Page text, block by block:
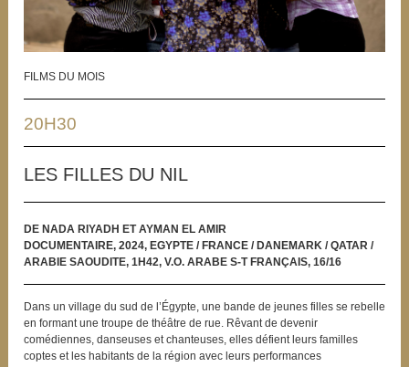
FILMS DU MOIS
20H30
LES FILLES DU NIL
DE NADA RIYADH ET AYMAN EL AMIR
DOCUMENTAIRE, 2024, EGYPTE / FRANCE / DANEMARK / QATAR /
ARABIE SAOUDITE, 1H42, V.O. ARABE S-T FRANÇAIS, 16/16
Dans un village du sud de l’Égypte, une bande de jeunes filles se rebelle
en formant une troupe de théâtre de rue. Rêvant de devenir
comédiennes, danseuses et chanteuses, elles défient leurs familles
coptes et les habitants de la région avec leurs performances